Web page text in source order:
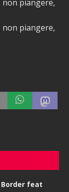
non piangere,
piangere,
Border feat